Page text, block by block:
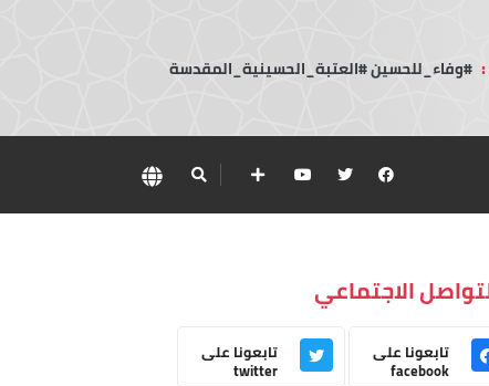
: #وفاء_للحسين #العتبة_الحسينية_المقدسة
الاجتماعي
تابعونا على
facebook
تابعونا على
twitter